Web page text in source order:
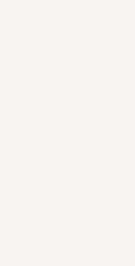
別戀，她
最推純愛
〃°ω°〃
屍櫃？！
自主追逐